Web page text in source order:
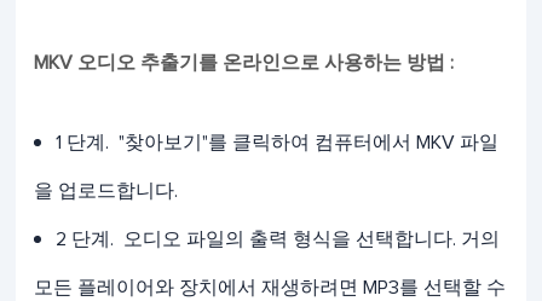
MKV 오디오 추출기를 온라인으로 사용하는 방법 :
1 단계. "찾아보기"를 클릭하여 컴퓨터에서 MKV 파일
을 업로드합니다.
2 단계. 오디오 파일의 출력 형식을 선택합니다. 거의
모든 플레이어와 장치에서 재생하려면 MP3를 선택할 수